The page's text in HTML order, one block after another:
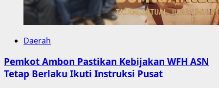
Daerah
Pemkot Ambon Pastikan Kebijakan WFH ASN
Tetap Berlaku Ikuti Instruksi Pusat